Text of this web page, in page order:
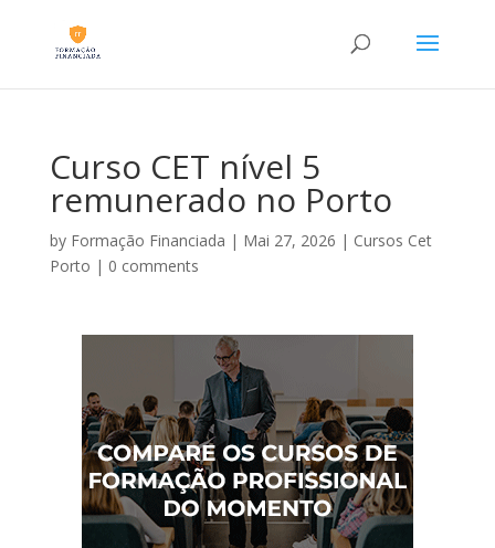
Curso CET nível 5
remunerado no Porto
by Formação Financiada | Mai 27, 2026 | Cursos Cet
Porto | 0 comments